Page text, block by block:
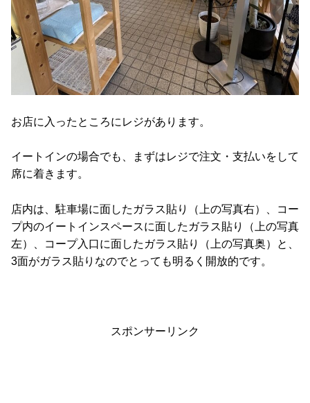
お店に入ったところにレジがあります。
イートインの場合でも、まずはレジで注文・支払いをして
席に着きます。
店内は、駐車場に面したガラス貼り（上の写真右）、コー
プ内のイートインスペースに面したガラス貼り（上の写真
左）、コープ入口に面したガラス貼り（上の写真奥）と、
3面がガラス貼りなのでとっても明るく開放的です。
スポンサーリンク